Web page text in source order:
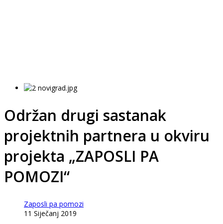
Održan drugi sastanak
projektnih partnera u okviru
projekta „ZAPOSLI PA
POMOZI“
Zaposli pa pomozi
11 Siječanj 2019